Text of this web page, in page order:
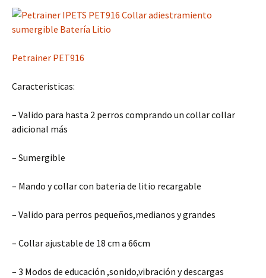
Petrainer PET916
Caracteristicas:
– Valido para hasta 2 perros comprando un collar collar
adicional más
– Sumergible
– Mando y collar con bateria de litio recargable
– Valido para perros pequeños,medianos y grandes
– Collar ajustable de 18 cm a 66cm
– 3 Modos de educación ,sonido,vibración y descargas